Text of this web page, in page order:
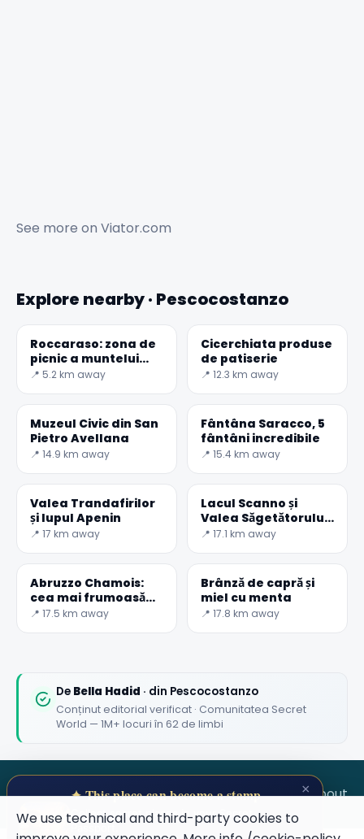
See more on Viator.com
Explore nearby · Pescocostanzo
Roccaraso: zona de
picnic a muntelui
Split
📍 5.2 km away
Cicerchiata produse
de patiserie
📍 12.3 km away
Muzeul Civic din San
Pietro Avellana
📍 14.9 km away
Fântâna Saracco, 5
fântâni incredibile
📍 15.4 km away
Valea Trandafirilor
și lupul Apenin
📍 17 km away
Lacul Scanno și
Valea Săgetătorului
sălbatic
📍 17.1 km away
Abruzzo Chamois:
cea mai frumoasă
din lume
📍 17.5 km away
Brânză de capră și
miel cu menta
📍 17.8 km away
De Bella Hadid · din Pescocostanzo
Conținut editorial verificat · Comunitatea Secret
World — 1M+ locuri în 62 de limbi
SECRET WORLD TermsPrivacyAbout
We use technical and third-party cookies to
×
✦ This place can become a stamp
Collect secret places in your Secret